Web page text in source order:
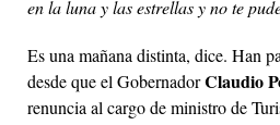
en la luna y las estrellas y no te
Es una mañana distinta, dice. Han
desde que el GobernadorClaudio
renuncia al cargo de ministro de